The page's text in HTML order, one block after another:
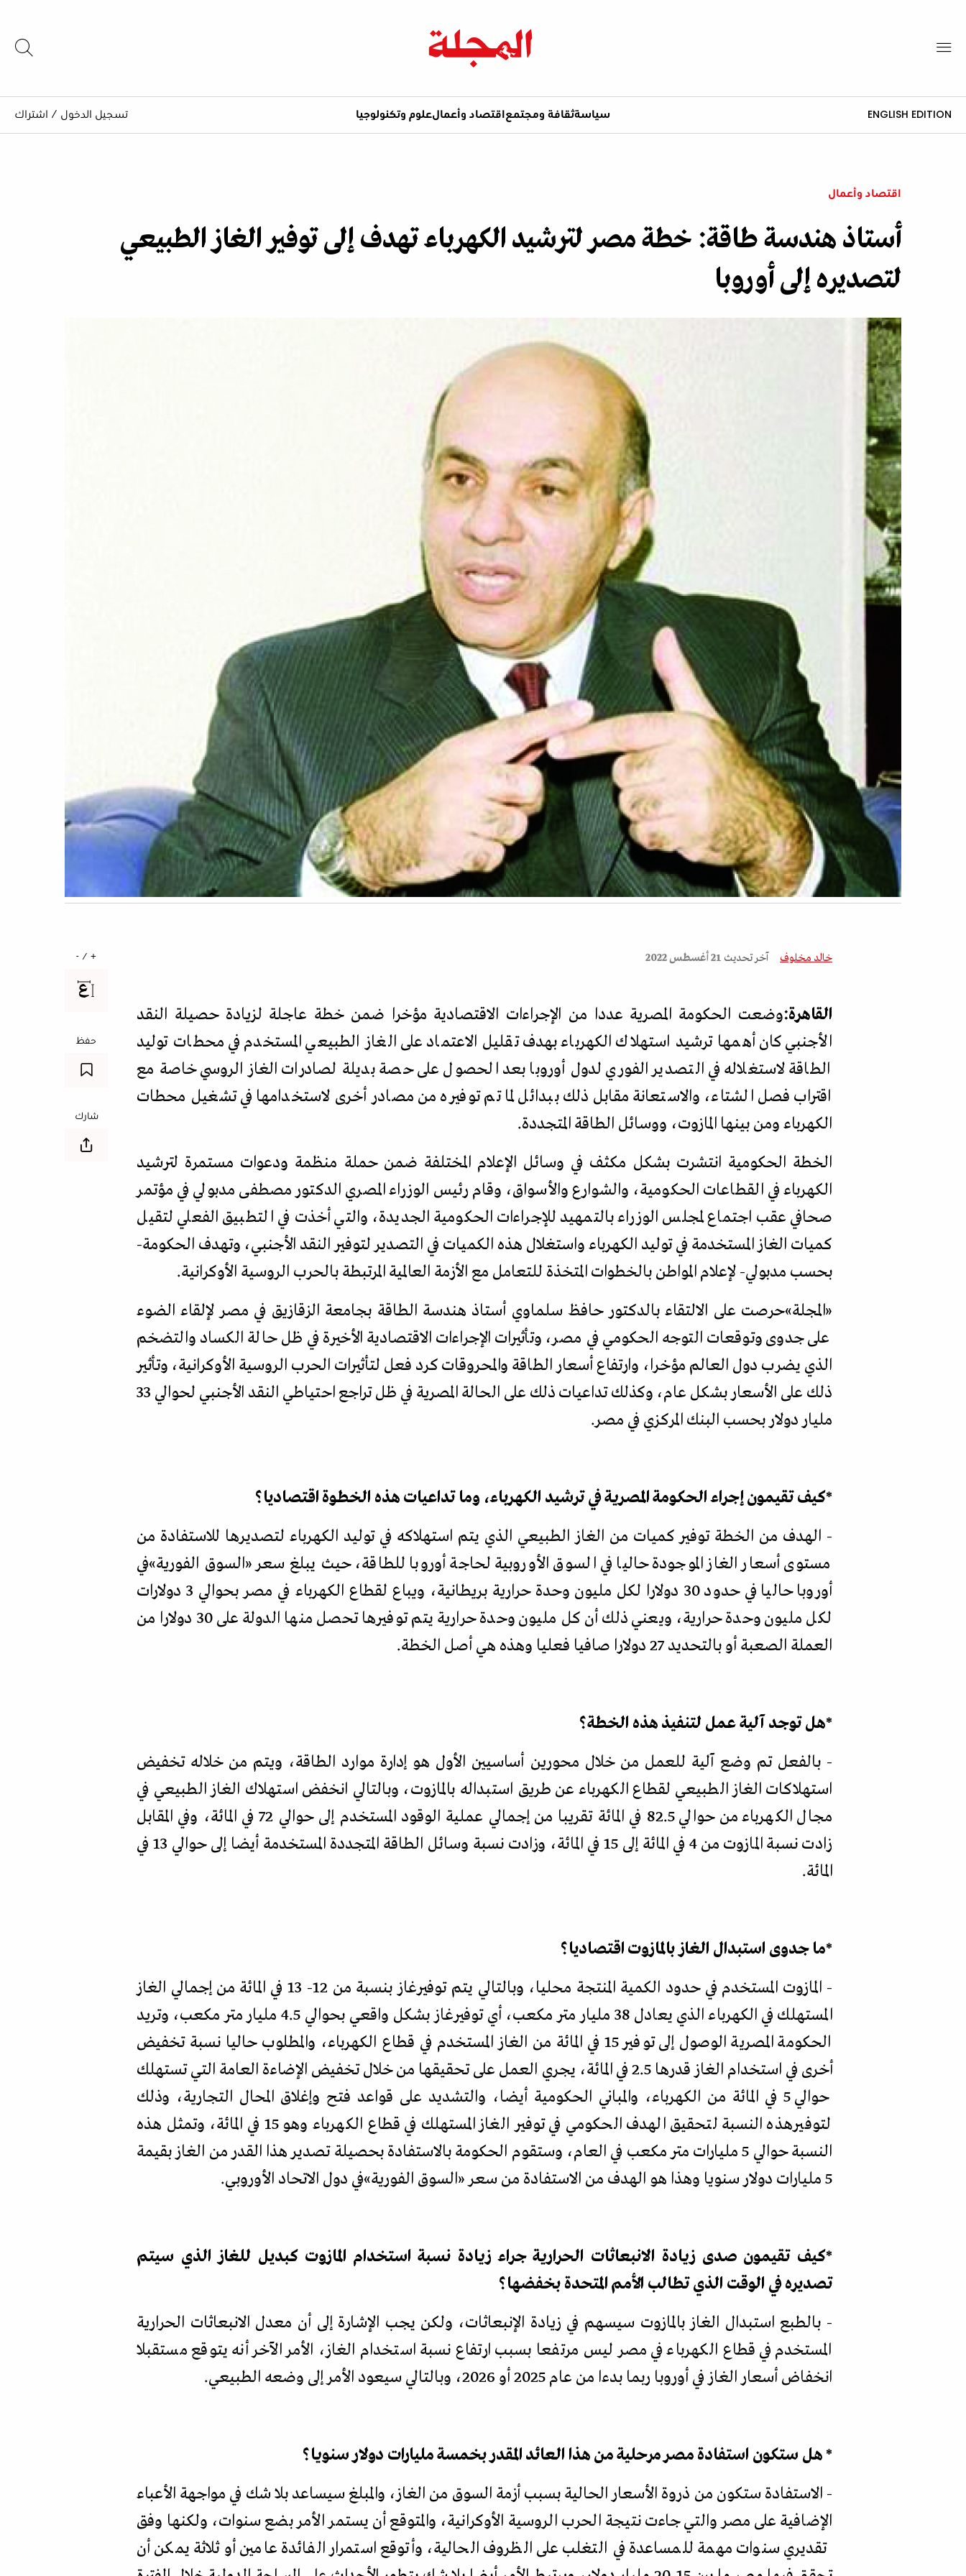
ENGLISH EDITION سياسةثقافة ومجتمع اقتصاد وأعمالعلوم وتكنولوجيا تسجيل الدخول / اشتراك
اقتصاد وأعمال
أستاذ هندسة طاقة: خطة مصر لترشيد الكهرباء تهدف إلى توفير الغاز الطبيعي
لتصديره إلى أوروبا
خالد مخلوف آخر تحديث 21 أغسطس 2022
القاهرة:وضعت الحكومة المصرية عددا من الإجراءات الاقتصادية مؤخرا ضمن خطة عاجلة لزيادة حصيلة النقد
الأجنبي كان أهمها ترشيد استهلاك الكهرباء بهدف تقليل الاعتماد على الغاز الطبيعي المستخدم في محطات توليد
الطاقة لاستغلاله في التصدير الفوري لدول أوروبا بعد الحصول على حصة بديلة لصادرات الغاز الروسي خاصة مع
اقتراب فصل الشتاء، والاستعانة مقابل ذلك ببدائل لما تم توفيره من مصادر أخرى لاستخدامها في تشغيل محطات
الكهرباء ومن بينها المازوت، ووسائل الطاقة المتجددة.
الخطة الحكومية انتشرت بشكل مكثف في وسائل الإعلام المختلفة ضمن حملة منظمة ودعوات مستمرة لترشيد
الكهرباء في القطاعات الحكومية، والشوارع والأسواق، وقام رئيس الوزراء المصري الدكتور مصطفى مدبولي في مؤتمر
صحافي عقب اجتماع لمجلس الوزراء بالتمهيد للإجراءات الحكومية الجديدة، والتي أخذت في التطبيق الفعلي لتقيل
كميات الغاز المستخدمة في توليد الكهرباء واستغلال هذه الكميات في التصدير لتوفير النقد الأجنبي، وتهدف الحكومة-
بحسب مدبولي- لإعلام المواطن بالخطوات المتخذة للتعامل مع الأزمة العالمية المرتبطة بالحرب الروسية الأوكرانية.
«المجلة»حرصت على الالتقاء بالدكتور حافظ سلماوي أستاذ هندسة الطاقة بجامعة الزقازيق في مصر لإلقاء الضوء
على جدوى وتوقعات التوجه الحكومي في مصر، وتأثيرات الإجراءات الاقتصادية الأخيرة في ظل حالة الكساد والتضخم
الذي يضرب دول العالم مؤخرا، وارتفاع أسعار الطاقة والمحروقات كرد فعل لتأثيرات الحرب الروسية الأوكرانية، وتأثير
ذلك على الأسعار بشكل عام، وكذلك تداعيات ذلك على الحالة المصرية في ظل تراجع احتياطي النقد الأجنبي لحوالي 33
مليار دولار بحسب البنك المركزي في مصر.
*كيف تقيمون إجراء الحكومة المصرية في ترشيد الكهرباء، وما تداعيات هذه الخطوة اقتصاديا؟
- الهدف من الخطة توفير كميات من الغاز الطبيعي الذي يتم استهلاكه في توليد الكهرباء لتصديرها للاستفادة من
مستوى أسعار الغاز الموجودة حاليا في السوق الأوروبية لحاجة أوروبا للطاقة، حيث يبلغ سعر «السوق الفورية»في
أوروبا حاليا في حدود 30 دولارا لكل مليون وحدة حرارية بريطانية، ويباع لقطاع الكهرباء في مصر بحوالي 3 دولارات
لكل مليون وحدة حرارية، ويعني ذلك أن كل مليون وحدة حرارية يتم توفيرها تحصل منها الدولة على 30 دولارا من
العملة الصعبة أو بالتحديد 27 دولارا صافيا فعليا وهذه هي أصل الخطة
.
*هل توجد آلية عمل لتنفيذ هذه الخطة؟
- بالفعل تم وضع آلية للعمل من خلال محورين أساسيين الأول هو إدارة موارد الطاقة، ويتم من خلاله تخفيض
استهلاكات الغاز الطبيعي لقطاع الكهرباء عن طريق استبداله بالمازوت، وبالتالي انخفض استهلاك الغاز الطبيعي في
مجال الكهرباء من حوالي 82.5 في المائة تقريبا من إجمالي عملية الوقود المستخدم إلى حوالي 72 في المائة، وفي المقابل
زادت نسبة المازوت من 4 في المائة إلى 15 في المائة، وزادت نسبة وسائل الطاقة المتجددة المستخدمة أيضا إلى حوالي 13 في
المائة.
*ما جدوى استبدال الغاز بالمازوت اقتصاديا؟
- المازوت المستخدم في حدود الكمية المنتجة محليا، وبالتالي يتم توفيرغاز بنسبة من 12- 13 في المائة من إجمالي الغاز
المستهلك في الكهرباء الذي يعادل 38 مليار متر مكعب، أي توفيرغاز بشكل واقعي بحوالي 4.5 مليار متر مكعب، وتريد
الحكومة المصرية الوصول إلى توفير 15 في المائة من الغاز المستخدم في قطاع الكهرباء، والمطلوب حاليا نسبة تخفيض
أخرى في استخدام الغاز قدرها 2.5 في المائة، يجري العمل على تحقيقها من خلال تخفيض الإضاءة العامة التي تستهلك
حوالي 5 في المائة من الكهرباء، والمباني الحكومية أيضا، والتشديد على قواعد فتح وإغلاق المحال التجارية، وذلك
لتوفيرهذه النسبة لتحقيق الهدف الحكومي في توفير الغاز المستهلك في قطاع الكهرباء وهو 15 في المائة، وتمثل هذه
النسبة حوالي 5 مليارات متر مكعب في العام، وستقوم الحكومة بالاستفادة بحصيلة تصدير هذا القدر من الغاز بقيمة
5 مليارات دولار سنويا وهذا هو الهدف من الاستفادة من سعر
«السوق الفورية»في دول الاتحاد الأوروبي.
*كيف تقيمون صدى زيادة الانبعاثات الحرارية جراء زيادة نسبة استخدام المازوت كبديل للغاز الذي سيتم
تصديره في الوقت الذي تطالب الأمم المتحدة بخفضها؟
- بالطبع استبدال الغاز بالمازوت سيسهم في زيادة الإنبعاثات، ولكن يجب الإشارة إلى أن معدل الانبعاثات الحرارية
المستخدم في قطاع الكهرباء في مصر ليس مرتفعا بسبب ارتفاع نسبة استخدام الغاز، الأمر الآخر أنه يتوقع مستقبلا
انخفاض أسعار الغاز في أوروبا ربما بدءا من عام 2025 أو 2026، وبالتالي سيعود الأمر إلى وضعه الطبيعي
.
* هل ستكون استفادة مصر مرحلية من هذا العائد المقدر بخمسة مليارات دولار سنويا؟
- الاستفادة ستكون من ذروة الأسعار الحالية بسبب أزمة السوق من الغاز، والمبلغ سيساعد بلا شك في مواجهة الأعباء
الإضافية على مصر والتي جاءت نتيجة الحرب الروسية الأوكرانية، والمتوقع أن يستمر الأمر بضع سنوات، ولكنها وفق
تقديري سنوات مهمة للمساعدة في التغلب على الظروف الحالية، وأتوقع استمرار الفائدة عامين أو ثلاثة يمكن أن
+ / -
حفظ
شارك